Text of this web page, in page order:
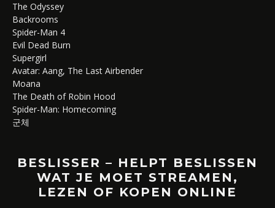
The Odyssey
Backrooms
Spider-Man 4
Evil Dead Burn
Supergirl
Avatar: Aang, The Last Airbender
Moana
The Death of Robin Hood
Spider-Man: Homecoming
군체
BESLISSER – HELPT BESLISSEN
WAT JE MOET STREAMEN,
LEZEN OF KOPEN ONLINE